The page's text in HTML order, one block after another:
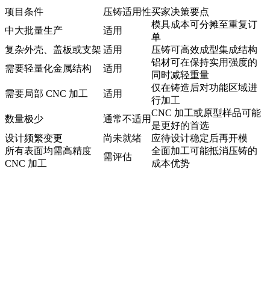
项目条件 压铸适用性买家决策要点
中大批量生产
适用
模具成本可分摊至重复订
单
复杂外壳、盖板或支架 适用
压铸可高效成型集成结构
需要轻量化金属结构
适用
铝材可在保持实用强度的
同时减轻重量
需要局部 CNC 加工
适用
仅在铸造后对功能区域进
行加工
数量极少
通常不适用
CNC 加工或原型样品可能
是更好的首选
设计频繁变更
尚未就绪
应待设计稳定后再开模
所有表面均需高精度
CNC 加工
需评估
全面加工可能抵消压铸的
成本优势